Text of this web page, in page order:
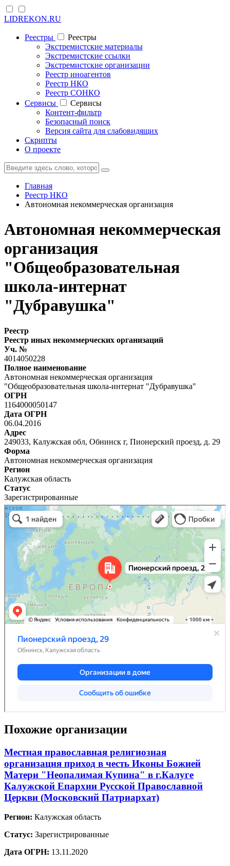
LIDREKON.RU
Реестры
Реестры
Экстремистские материалы
Экстремистские ссылки
Экстремистские организации
Реестр иноагентов
Реестр НКО
Реестр СОНКО
Cервисы
Cервисы
Контент-фильтр
Безопасный поиск
Версия сайта для слабовидящих
Скрипты
О проекте
Главная
Реестр НКО
Автономная некоммерческая организация
Автономная некоммерческая
организация
"Общеобразовательная
школа-интернат
"Дубравушка"
Реестр
Реестр иных некоммерческих организаций
Уч. №
4014050228
Полное наименование
Автономная некоммерческая организация
"Общеобразовательная школа-интернат "Дубравушка"
ОГРН
1164000050147
Дата ОГРН
06.04.2016
Адрес
249033, Калужская обл, Обнинск г, Пионерский проезд, д. 29
Форма
Автономная некоммерческая организация
Регион
Калужская область
Статус
Зарегистрированные
Похожие организации
Местная православная религиозная
организация приход в честь Иконы Божией
Матери "Неопалимая Купина" в г.Калуге
Калужской Епархии Русской Православной
Церкви (Московский Патриархат)
Регион: Калужская область
Статус: Зарегистрированные
Дата ОГРН: 13.11.2020